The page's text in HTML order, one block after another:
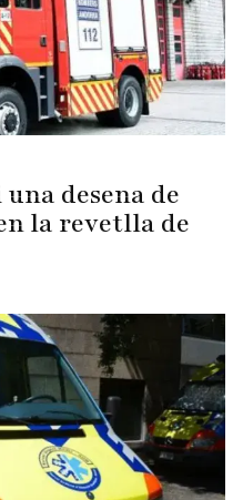
desena de
la revetlla de